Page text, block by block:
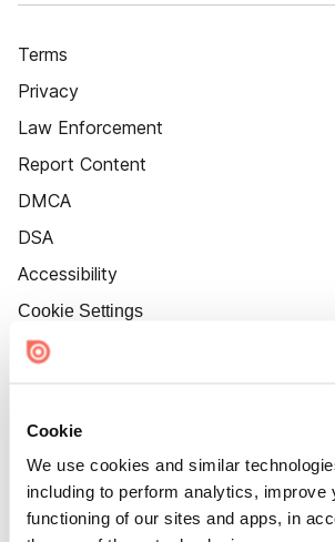
Cookie
We use cookies and similar
including to perform analytics,
functioning of our sites and apps, in
Terms
Privacy
Law Enforcement
Report Content
DMCA
DSA
Accessibility
Cookie Settings